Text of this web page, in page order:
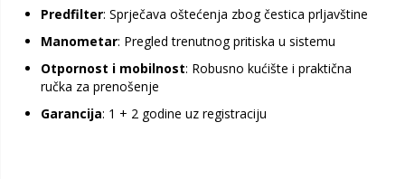
Predfilter: Sprječava oštećenja zbog čestica prljavštine
Manometar: Pregled trenutnog pritiska u sistemu
Otpornost i mobilnost: Robusno kućište i praktična
ručka za prenošenje
Garancija: 1 + 2 godine uz registraciju